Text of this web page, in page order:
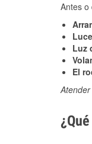
Antes o
Luz
El